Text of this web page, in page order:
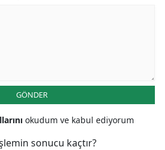
GÖNDER
okudum ve kabul ediyorum
sonucu kaçtır?